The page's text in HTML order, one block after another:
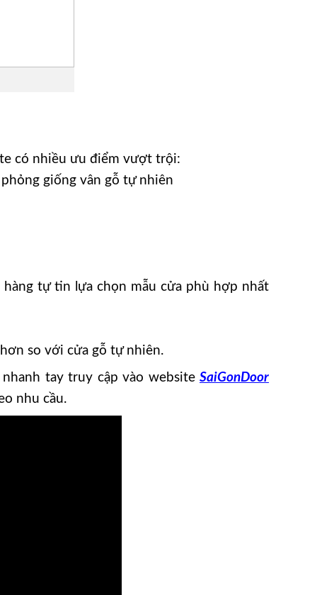
có nhiều ưu điểm vượt trội:
giống vân gỗ tự nhiên
tự tin lựa chọn mẫu cửa phù hợp nhất
so với cửa gỗ tự nhiên.
tay truy cập vào website SaiGonDoor
nhu cầu.